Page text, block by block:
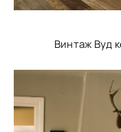
Винтаж Вуд